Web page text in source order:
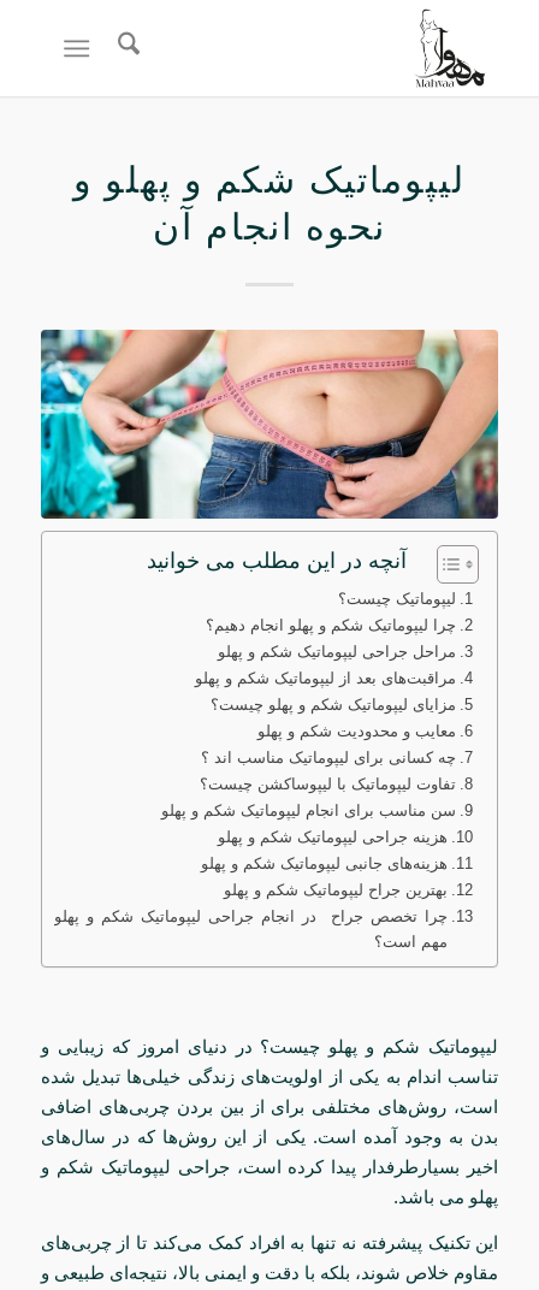
لیپوماتیک شکم و پهلو و
نحوه انجام آن
آنچه در این مطلب می خوانید
لیپوماتیک چیست؟
چرا لیپوماتیک شکم و پهلو انجام دهیم؟
مراحل جراحی لیپوماتیک شکم و پهلو
مراقبت‌های بعد از لیپوماتیک شکم و پهلو
مزایای لیپوماتیک شکم و پهلو چیست؟
معایب و محدودیت‌ شکم و پهلو
چه کسانی برای لیپوماتیک مناسب اند ؟
تفاوت لیپوماتیک با لیپوساکشن چیست؟
سن مناسب برای انجام لیپوماتیک شکم و پهلو
هزینه جراحی لیپوماتیک شکم و پهلو
هزینه‌های جانبی لیپوماتیک شکم و پهلو
بهترین جراح لیپوماتیک شکم و پهلو
چرا تخصص جراح در انجام جراحی لیپوماتیک شکم و پهلو
مهم است؟
لیپوماتیک شکم و پهلو چیست؟ در دنیای امروز که زیبایی و
تناسب اندام به یکی از اولویت‌های زندگی خیلی‌ها تبدیل شده
است، روش‌های مختلفی برای از بین بردن چربی‌های اضافی
بدن به وجود آمده است. یکی از این روش‌ها که در سال‌های
اخیر بسیارطرفدار پیدا کرده است، جراحی لیپوماتیک شکم و
پهلو می باشد.
این تکنیک پیشرفته نه تنها به افراد کمک می‌کند تا از چربی‌های
مقاوم خلاص شوند، بلکه با دقت و ایمنی بالا، نتیجه‌ای طبیعی و